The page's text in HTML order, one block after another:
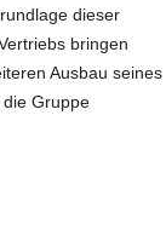
dieser
bringen
Ausbau seines
Gruppe